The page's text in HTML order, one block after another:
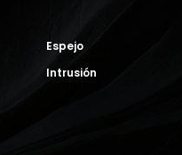
Espejo
Intrusión